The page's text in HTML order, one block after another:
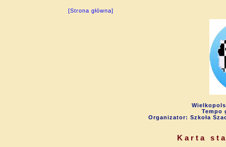
[Strona główna]
Tempo
Organizator: Szkoła
Karta